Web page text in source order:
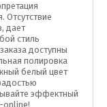
Отсутствие
дает
стиль
доступны
полировка
белый цвет
эффектный
online!